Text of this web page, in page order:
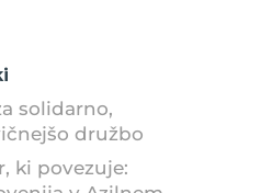
solidarno,
družbo
ki povezuje: